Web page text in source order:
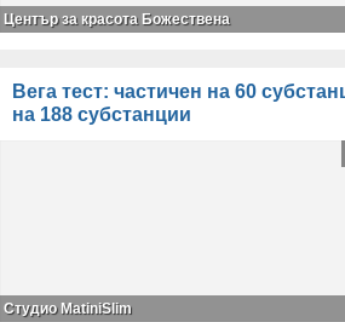
Център за красота Божествена
Вега тест: частичен на 60
на 188 субстанции
Студио MatiniSlim